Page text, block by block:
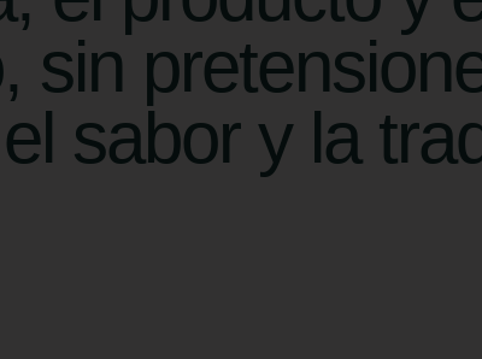
sin
sabor y la